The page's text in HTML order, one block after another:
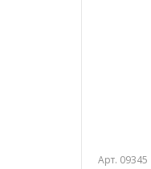
Арт. 09345